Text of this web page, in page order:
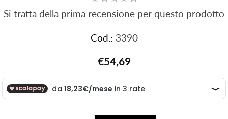
Si tratta della prima recensione per questo prodotto
Cod.: 3390
€54,69